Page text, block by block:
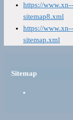
https://
sitemap8.xml
https://
sitemap.xml
Sitemap